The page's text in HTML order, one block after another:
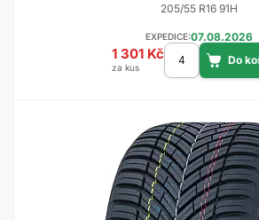
205/55 R16 91H
EXPEDICE:07.08.2026
1 301 Kč
za kus